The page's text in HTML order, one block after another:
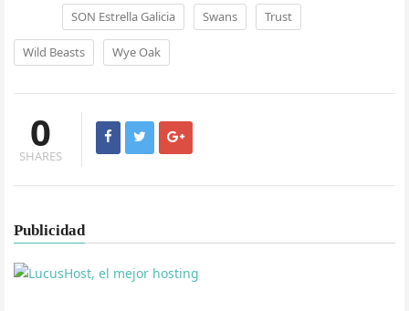
SON Estrella Galicia Swans Trust
Wild Beasts Wye Oak
0
SHARES
Publicidad